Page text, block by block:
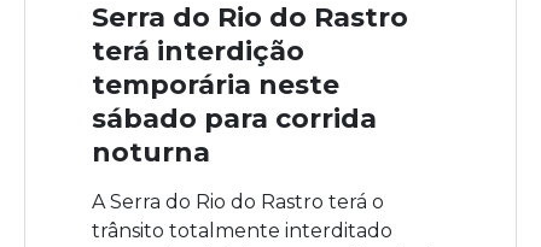
Serra do Rio do Rastro
terá interdição
temporária neste
sábado para corrida
noturna
A Serra do Rio do Rastro terá o
trânsito totalmente interditado